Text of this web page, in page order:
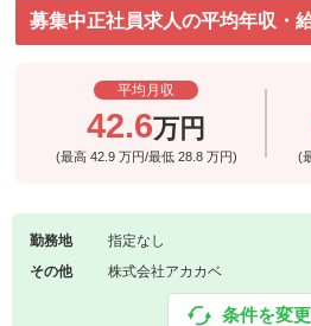
募集中正社員求人の平均年収・
平均月収
42.6万円
(最高 42.9 万円/最低 28.8 万円) (
勤務地
指定なし
その他
株式会社アカカベ
条件を変